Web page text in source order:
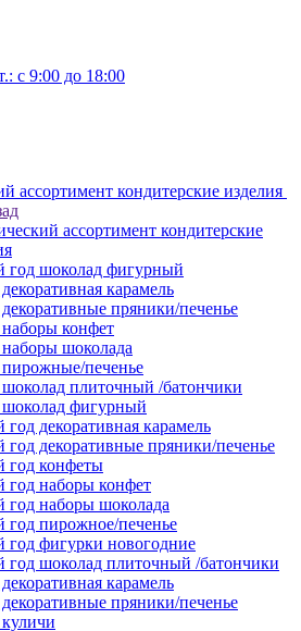
с 9:00 до 18:00
ассортимент кондитерские изделия
ассортимент кондитерские
год шоколад фигурный
карамель
пряники/печенье
конфет
шоколада
печенье
плиточный /батончики
фигурный
декоративная карамель
декоративные пряники/печенье
год конфеты
наборы конфет
наборы шоколада
пирожное/печенье
фигурки новогодние
шоколад плиточный /батончики
карамель
пряники/печенье